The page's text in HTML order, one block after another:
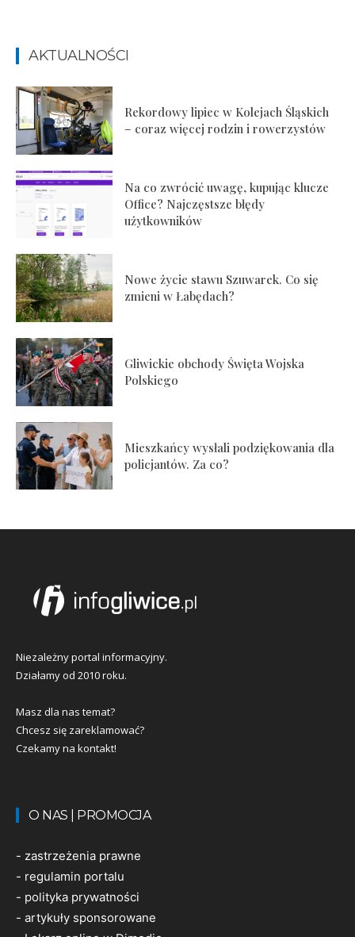
AKTUALNOŚCI
Rekordowy lipiec w Kolejach Śląskich
– coraz więcej rodzin i rowerzystów
Na co zwrócić uwagę, kupując klucze
Office? Najczęstsze błędy
użytkowników
Nowe życie stawu Szuwarek. Co się
zmieni w Łabędach?
Gliwickie obchody Święta Wojska
Polskiego
Mieszkańcy wysłali podziękowania dla
policjantów. Za co?
Niezależny portal informacyjny.
Działamy od 2010 roku.
Masz dla nas temat?
Chcesz się zareklamować?
Czekamy na kontakt!
O NAS | PROMOCJA
- zastrzeżenia prawne
- regulamin portalu
- polityka prywatności
- artykuły sponsorowane